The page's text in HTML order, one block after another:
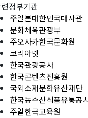
정부기관
주일본대한민국대사관
문화체육관광부
주오사카한국문화원
코리아넷
한국관광공사
한국콘텐츠진흥원
국외소재문화유산재단
한국농수산식품유통공
주일한국교육원